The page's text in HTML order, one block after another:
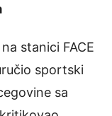
stanici FACE
sportski
sa